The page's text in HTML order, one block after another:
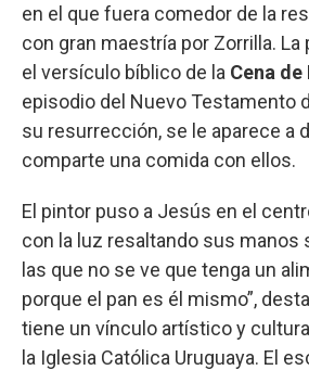
en el que fuera comedor de la
con gran maestría por Zorrilla.
el versículo bíblico de la Cena de
episodio del Nuevo Testamento
su resurrección, se le aparece a
comparte una comida con ellos.
El pintor puso a Jesús en el
con la luz resaltando sus manos
las que no se ve que tenga un
porque el pan es él mismo”,
tiene un vínculo artístico y
la Iglesia Católica Uruguaya. El